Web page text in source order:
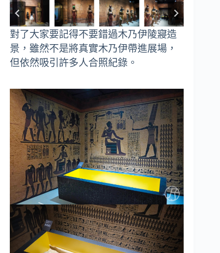
對了大家要記得不要錯過木乃伊陵寢造
景，雖然不是將真實木乃伊帶進展場，
但依然吸引許多人合照紀錄。